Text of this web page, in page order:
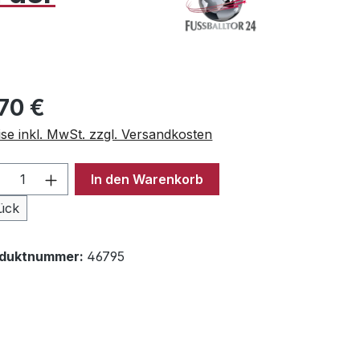
Preis:
€
inkl. MwSt. zzgl. Versandkosten
Anzahl: Gib den gewünschten
In den Warenkorb
46795